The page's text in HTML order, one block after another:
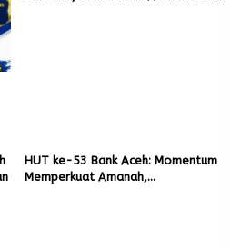
HUT ke-53 Bank Aceh: Momentum
Memperkuat Amanah,